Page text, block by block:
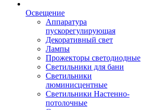
Освещение
Аппаратура
пускорегулирующая
Декоративный свет
Лампы
Прожекторы светодиодные
Светильники для бани
Светильники
люминисцентные
Светильники Настенно-
потолочные